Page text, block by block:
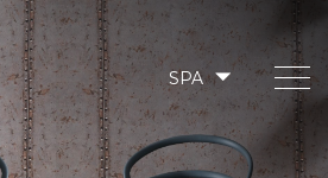
SPA